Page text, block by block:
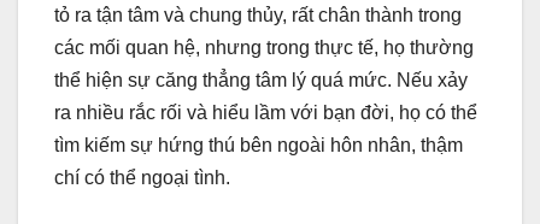
tỏ ra tận tâm và chung thủy, rất chân thành trong
các mối quan hệ, nhưng trong thực tế, họ thường
thể hiện sự căng thẳng tâm lý quá mức. Nếu xảy
ra nhiều rắc rối và hiểu lầm với bạn đời, họ có thể
tìm kiếm sự hứng thú bên ngoài hôn nhân, thậm
chí có thể ngoại tình.